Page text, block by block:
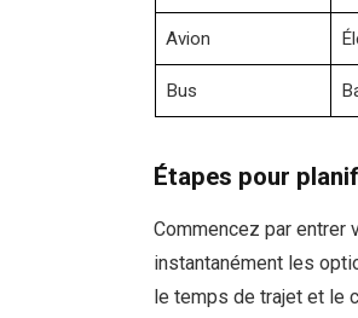
Avion
Bus
Étapes pour
Commencez par entrer
instantanément les
le temps de trajet et le